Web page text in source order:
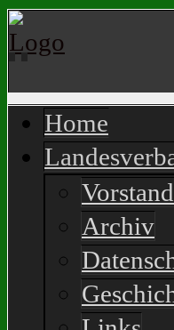
Home
Vorstand
Archiv